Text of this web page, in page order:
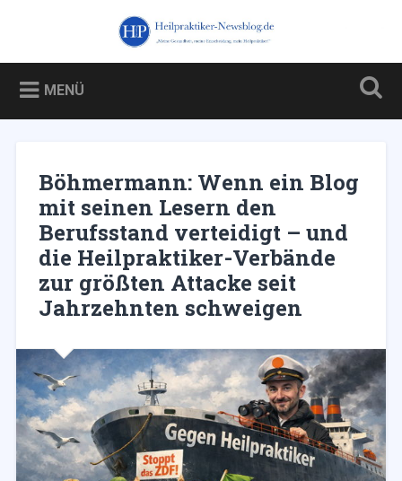
Heilpraktiker-Newsblog.de
Blog über und für Heilpraktiker – und über die Kampagne
gegen sie
MENÜ
Böhmermann: Wenn ein Blog
mit seinen Lesern den
Berufsstand verteidigt – und
die Heilpraktiker-Verbände
zur größten Attacke seit
Jahrzehnten schweigen